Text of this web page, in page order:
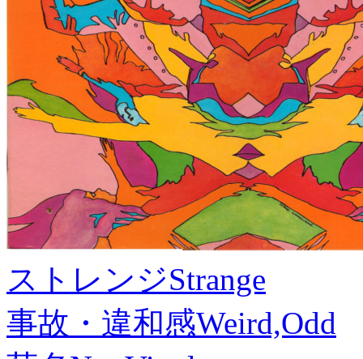
ストレンジStrange
事故・違和感Weird,Odd